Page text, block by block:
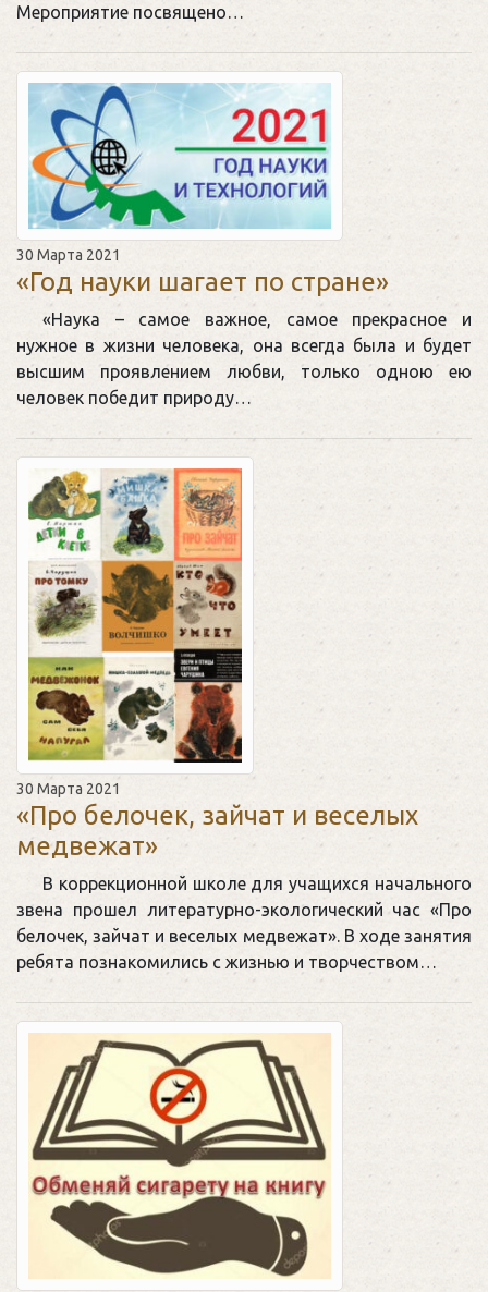
Мероприятие посвящено…
30 Марта 2021
«Год науки шагает по стране»
«Наука – самое важное, самое прекрасное и
нужное в жизни человека, она всегда была и будет
высшим проявлением любви, только одною ею
человек победит природу…
30 Марта 2021
«Про белочек, зайчат и веселых
медвежат»
В коррекционной школе для учащихся начального
звена прошел литературно-экологический час «Про
белочек, зайчат и веселых медвежат». В ходе занятия
ребята познакомились с жизнью и творчеством…